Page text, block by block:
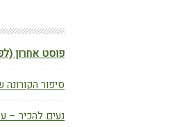
פוסט אחרון
סיפור
נעים להכיר –